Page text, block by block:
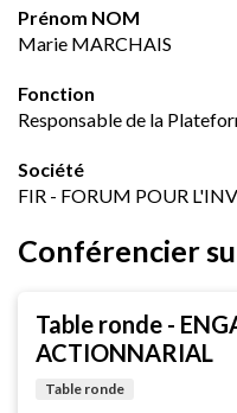
Prénom NOM
Marie MARCHAIS
Fonction
Responsable de la
Société
FIR - FORUM POUR
Conférencier
Table ronde -
ACTIONNARIAL
Table ronde